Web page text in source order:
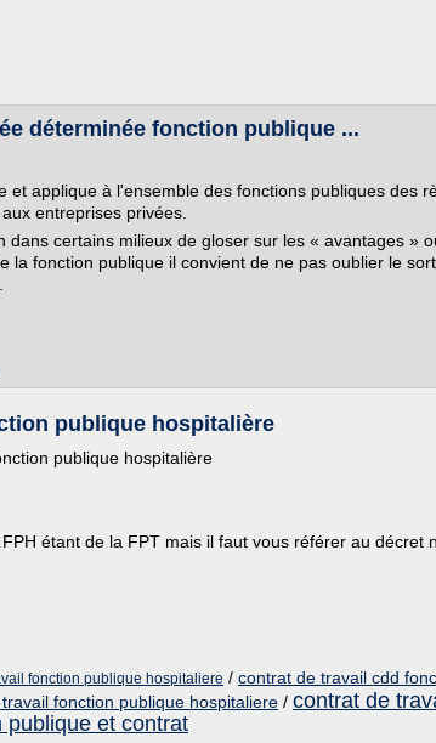
déterminée fonction publique ...
et applique à l'ensemble des fonctions publiques des
entreprises privées.
dans certains milieux de gloser sur les « avantages »
la fonction publique il convient de ne pas oublier le
publique hospitalière
publique hospitalière
étant de la FPT mais il faut vous référer au décret
fonction publique hospitaliere / contrat de travail cdd
fonction publique hospitaliere / contrat de
publique et contrat